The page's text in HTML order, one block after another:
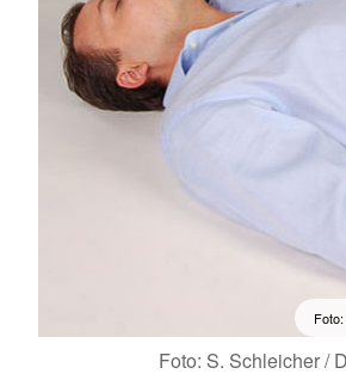
Foto: S. Schleicher /